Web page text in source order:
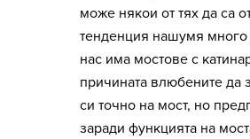
може някои от тях да са
тенденция нашумя
нас има мостове с
причината влюбените да
си точно на мост, но
заради функцията на